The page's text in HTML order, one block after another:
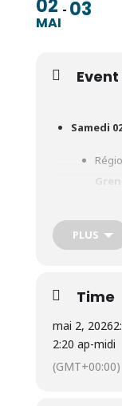
02
MAI
03
Samedi
Elites
PLUS
Time
mai 2, 2026
2:20 ap-midi
(GMT+00:00)